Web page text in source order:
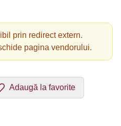
prin redirect extern.
pagina vendorului.
Adaugă la favorite